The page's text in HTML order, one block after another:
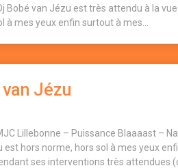
Bobé van Jézu est très attendu à la
à mes yeux enfin surtout à mes...
Jézu
Lillebonne – Puissance Blaaaast –
est hors norme, hors sol à mes yeux
ses interventions très attendues